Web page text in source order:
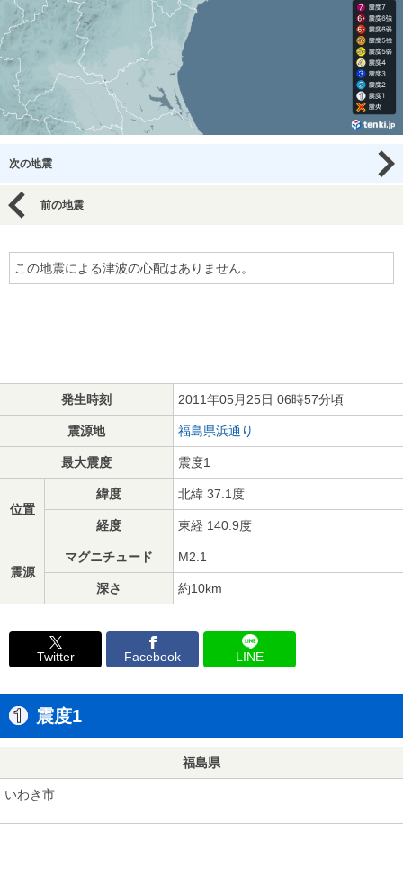
次の地震
前の地震
この地震による津波の心配はありません。
発生時刻 2011年05月25日 06時57分頃
震源地 福島県浜通り
最大震度 震度1
位置
緯度 北緯 37.1度
経度 東経 140.9度
震源
マグニチュード M2.1
深さ 約10km
Twitter Facebook LINE
震度1
福島県
いわき市